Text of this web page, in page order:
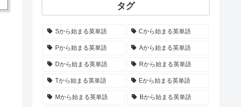
タグ
Sから始まる英単語 Cから始まる英単語
Pから始まる英単語 Aから始まる英単語
Dから始まる英単語 Rから始まる英単語
Tから始まる英単語 Eから始まる英単語
Mから始まる英単語 Bから始まる英単語